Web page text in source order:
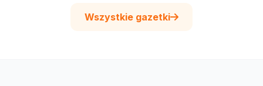
Wszystkie gazetki